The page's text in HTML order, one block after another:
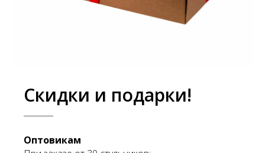
Скидки и подарки!
Оптовикам